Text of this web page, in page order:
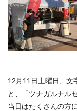
12月11日土曜日、文
と、「ツナガルナル
当日はたくさんの方